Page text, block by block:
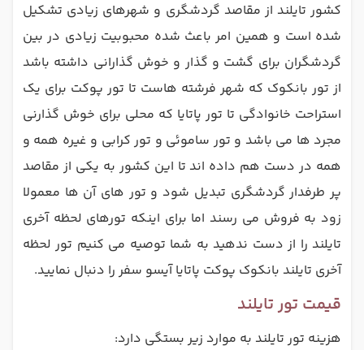
کشور تایلند از مقاصد گردشگری و شهرهای زیادی تشکیل
شده است و همین امر باعث شده محبوبیت زیادی در بین
گردشگران برای گشت و گذار و خوش گذارانی داشته باشد
از تور بانکوک که شهر فرشته هاست تا تور پوکت برای یک
استراحت خانوادگی تا تور پاتایا که محلی برای خوش گذارنی
مجرد ها می باشد و تور ساموئی و تور کرابی و غیره همه و
همه در دست هم داده اند تا این کشور به یکی از مقاصد
پر طرفدار گردشگری تبدیل شود و تور های آن ها معمولا
زود به فروش می رسند اما برای اینکه تورهای لحظه آخری
تایلند را از دست ندهید به شما توصیه می کنیم تور لحظه
آخری تایلند بانکوک پوکت پاتایا آیسو سفر را دنبال نمایید.
قیمت تور تایلند
هزینه تور تایلند به موارد زیر بستگی دارد: